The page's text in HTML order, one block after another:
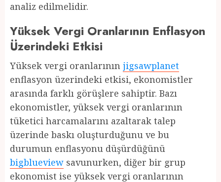
analiz edilmelidir.
Yüksek Vergi Oranlarının Enflasyon
Üzerindeki Etkisi
Yüksek vergi oranlarının jigsawplanet
enflasyon üzerindeki etkisi, ekonomistler
arasında farklı görüşlere sahiptir. Bazı
ekonomistler, yüksek vergi oranlarının
tüketici harcamalarını azaltarak talep
üzerinde baskı oluşturduğunu ve bu
durumun enflasyonu düşürdüğünü
bigblueview savunurken, diğer bir grup
ekonomist ise yüksek vergi oranlarının